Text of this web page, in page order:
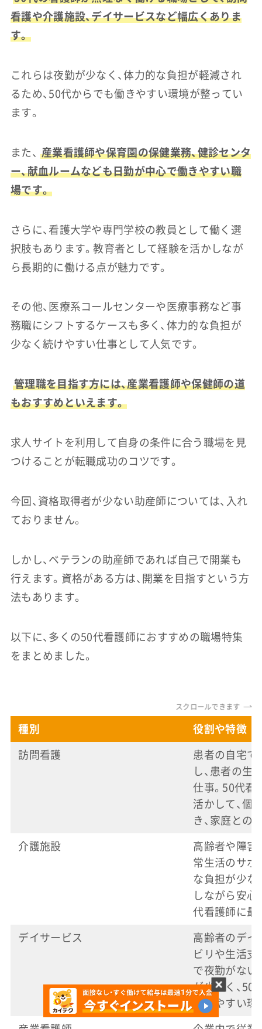
看護や介護施設、デイサービスなど幅広くありま
す。
これらは夜勤が少なく、体力的な負担が軽減され
るため、50代からでも働きやすい環境が整ってい
ます。
また、
産業看護師や保育園の保健業務、健診センタ
ー、献血ルームなども日勤が中心で働きやすい職
場です。
さらに、看護大学や専門学校の教員として働く選
択肢もあります。教育者として経験を活かしなが
ら長期的に働ける点が魅力です。
その他、医療系コールセンターや医療事務など事
務職にシフトするケースも多く、体力的な負担が
少なく続けやすい仕事として人気です。
管理職を目指す方には、産業看護師や保健師の道
もおすすめといえます。
求人サイトを利用して自身の条件に合う職場を見
つけることが転職成功のコツです。
今回、資格取得者が少ない助産師については、入れ
ておりません。
しかし、ベテランの助産師であれば自己で開業も
行えます。資格がある方は、開業を目指すという方
法もあります。
以下に、多くの50代看護師におすすめの職場特集
をまとめました。
スクロールできます
種別 役割や特徴
訪問看護
患者の自宅で
し、患者の生
仕事。50代看
活かして、個
き、家庭との
介護施設
高齢者や障害
常生活のサポ
な負担が少な
しながら安心
代看護師に最
デイサービス
高齢者のデイ
ビリや生活支
で夜勤がない
が少なく、50
働きやすい環